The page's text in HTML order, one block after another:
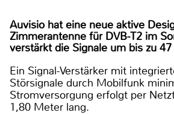
Auvisio hat eine neue aktive
Zimmerantenne für DVB-T2 im
verstärkt die Signale um bis zu
Ein Signal-Verstärker mit
Störsignale durch Mobilfunk
Stromversorgung erfolgt per
1,80 Meter lang.